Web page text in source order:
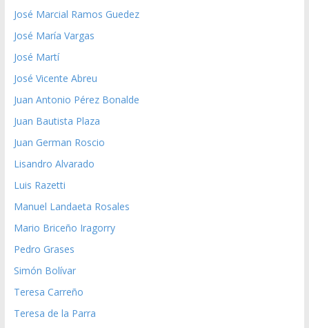
José Marcial Ramos Guedez
José María Vargas
José Martí
José Vicente Abreu
Juan Antonio Pérez Bonalde
Juan Bautista Plaza
Juan German Roscio
Lisandro Alvarado
Luis Razetti
Manuel Landaeta Rosales
Mario Briceño Iragorry
Pedro Grases
Simón Bolívar
Teresa Carreño
Teresa de la Parra